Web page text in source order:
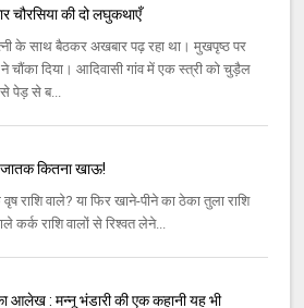
चौरसिया की दो लघुकथाएँ
के साथ बैठकर अखबार पढ़ रहा था। मुखपृष्‍ठ पर
चौंका दिया। आदिवासी गांव में एक स्‍त्री को चुड़ैल
पेड़ से ब...
कितना खाऊ!
राशि वाले? या फिर खाने-पीने का ठेका तुला राशि
कर्क राशि वालों से रिश्वत लेने...
आलेख : मन्नू भंडारी की एक कहानी यह भी